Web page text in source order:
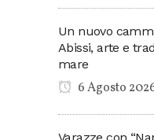
Un nuovo
Abissi, arte e
mare
6 Agosto